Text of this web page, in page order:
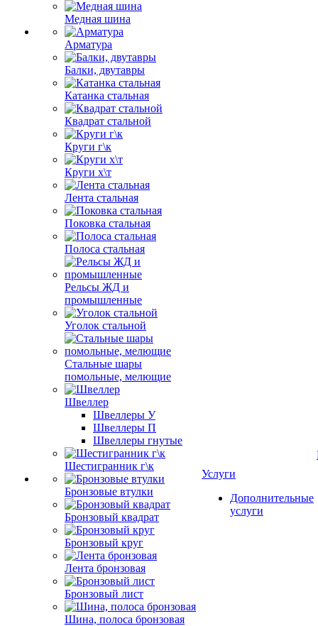
Медная шина
Арматура
Балки, двутавры
Катанка стальная
Квадрат стальной
Круги г\к
Круги х\т
Лента стальная
Поковка стальная
Полоса стальная
Рельсы ЖД и
промышленные
Уголок стальной
Стальные шары
помольные, мелющие
Швеллер
Швеллеры У
Швеллеры П
Швеллеры гнутые
Шестигранник г\к
Бронзовые втулки
Бронзовый квадрат
Бронзовый круг
Лента бронзовая
Бронзовый лист
Шина, полоса бронзовая
Услуги
Дополнительные
услуги